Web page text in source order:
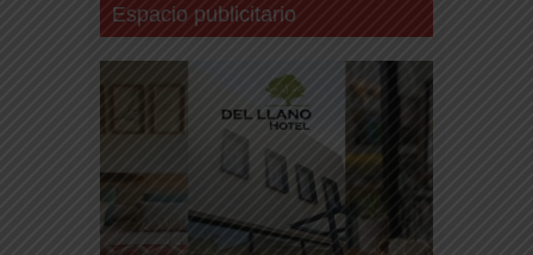
Espacio publicitario